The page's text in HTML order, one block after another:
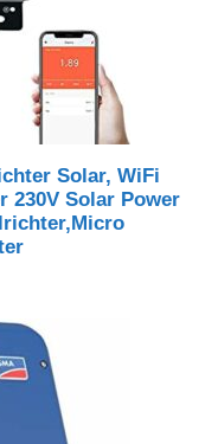
Solar, WiFi
230V Solar Power